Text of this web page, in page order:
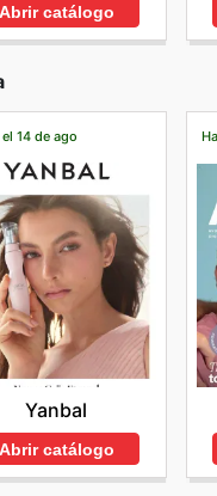
Abrir catálogo
14 de ago
Yanbal
Abrir catálogo